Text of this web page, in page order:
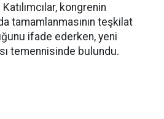
kongrenin
tamamlanmasının teşkilat
ifade ederken, yeni
temennisinde bulundu.